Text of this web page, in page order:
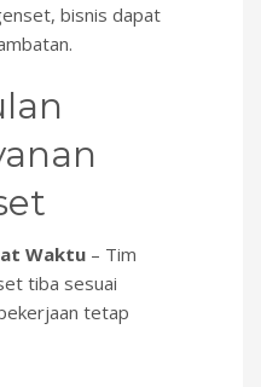
bisnis dapat
Waktu – Tim
tiba sesuai
tetap